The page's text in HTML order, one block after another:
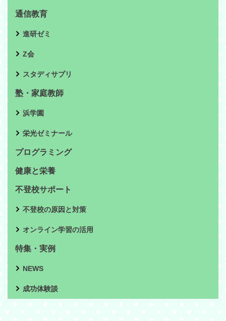
通信教育
進研ゼミ
Z会
スタディサプリ
塾・家庭教師
浜学園
栄光ゼミナール
プログラミング
健康と栄養
不登校サポート
不登校の原因と対策
オンライン学習の活用
特集・実例
NEWS
成功体験談